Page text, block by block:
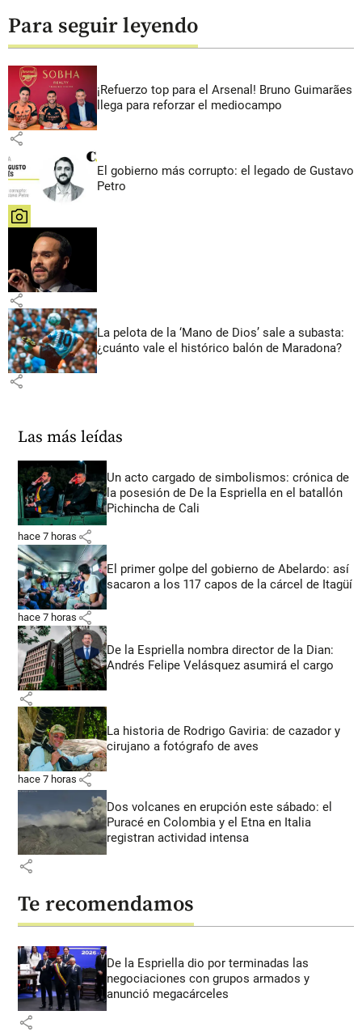
Para seguir leyendo
¡Refuerzo top para el Arsenal! Bruno Guimarães
llega para reforzar el mediocampo
share
El gobierno más corrupto: el legado de Gustavo
Petro
share
share
La pelota de la ‘Mano de Dios’ sale a subasta:
¿cuánto vale el histórico balón de Maradona?
share
Las más leídas
Un acto cargado de simbolismos: crónica de
la posesión de De la Espriella en el batallón
Pichincha de Cali
hace 7 horas share
El primer golpe del gobierno de Abelardo: así
sacaron a los 117 capos de la cárcel de Itagüí
hace 7 horas share
De la Espriella nombra director de la Dian:
Andrés Felipe Velásquez asumirá el cargo
share
La historia de Rodrigo Gaviria: de cazador y
cirujano a fotógrafo de aves
hace 7 horas share
Dos volcanes en erupción este sábado: el
Puracé en Colombia y el Etna en Italia
registran actividad intensa
share
Te recomendamos
De la Espriella dio por terminadas las
negociaciones con grupos armados y
anunció megacárceles
share